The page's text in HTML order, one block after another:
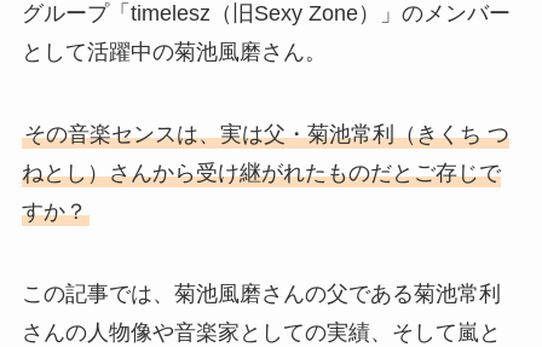
グループ「timelesz（旧Sexy Zone）」のメンバー
として活躍中の菊池風磨さん。
その音楽センスは、実は父・菊池常利（きくち つ
ねとし）さんから受け継がれたものだとご存じで
すか？
この記事では、菊池風磨さんの父である菊池常利
さんの人物像や音楽家としての実績、そして嵐と